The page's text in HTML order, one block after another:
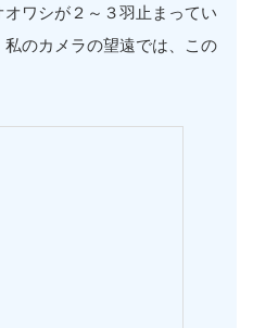
ワシが２～３羽止まってい
のカメラの望遠では、この